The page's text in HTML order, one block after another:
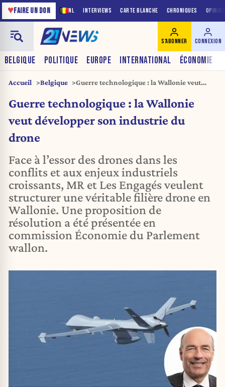
NL INTERVIEWS CARTE BLANCHE CHRONIQUES
♥FAIRE UN DON
BELGIQUE POLITIQUE EUROPE INTERNATIONAL ÉCONOMIE
S'ABONNER CONNEXION
Accueil Belgique
Guerre technologique : la Wallonie veut
Guerre technologique : la Wallonie
veut développer son industrie du
drone
Face à l’essor des drones dans les
conflits et aux enjeux industriels
croissants, MR et Les Engagés veulent
structurer une véritable filière drone en
Wallonie. Une proposition de
résolution a été présentée en
commission Économie du Parlement
wallon.